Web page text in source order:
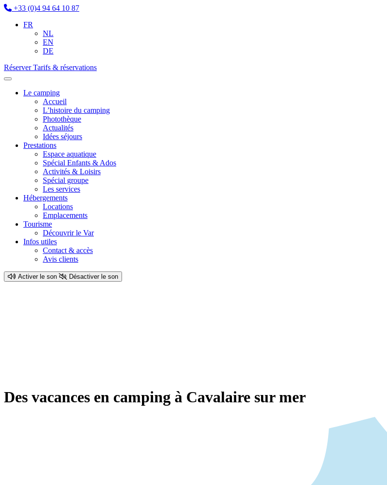
+33 (0)4 94 64 10 87
FR
NL
EN
DE
RéserverTarifs & réservations
Le camping
Accueil
L’histoire du camping
Photothèque
Actualités
Idées séjours
Prestations
Espace aquatique
Spécial Enfants & Ados
Activités & Loisirs
Spécial groupe
Les services
Hébergements
Locations
Emplacements
Tourisme
Découvrir le Var
Infos utiles
Contact & accès
Avis clients
Activer le son Désactiver le son
Des vacances en camping à Cavalaire sur mer